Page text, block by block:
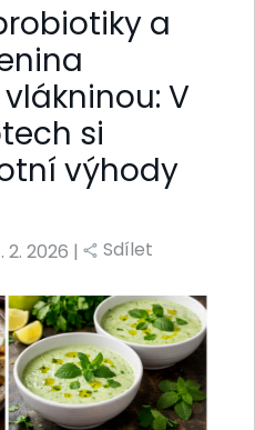
a
V
si
výhody
2. 2026 | Sdílet